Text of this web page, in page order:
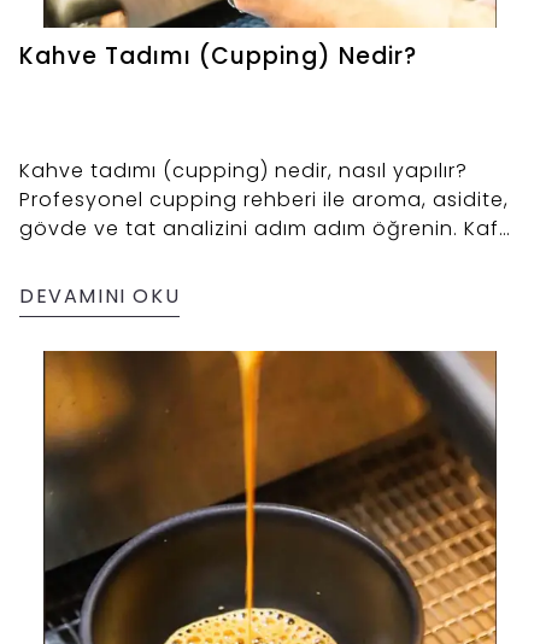
Kahve Tadımı (Cupping) Nedir?
Kahve tadımı (cupping) nedir, nasıl yapılır?
Profesyonel cupping rehberi ile aroma, asidite,
gövde ve tat analizini adım adım öğrenin. Kafe
teknikleri bu rehberde.
DEVAMINI OKU